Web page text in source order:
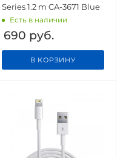
Series 1.2 m CA-3671 Blue
Есть в наличии
690 руб.
В КОРЗИНУ